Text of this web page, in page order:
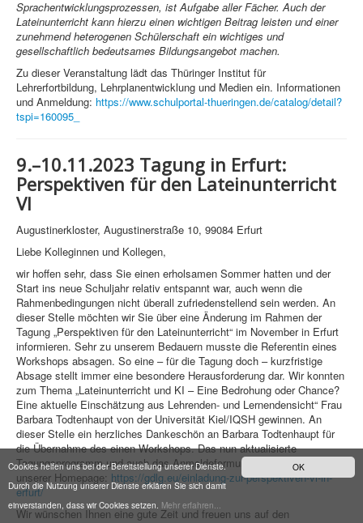
OK
Cookies helfen uns bei der Bereitstellung unserer Dienste.
Durch die Nutzung unserer Dienste erklären Sie sich damit
einverstanden, dass wir Cookies setzen. Mehr erfahren...
Sprachentwicklungsprozessen, ist Aufgabe aller Fächer. Auch der
Lateinunterricht kann hierzu einen wichtigen Beitrag leisten und einer
zunehmend heterogenen Schülerschaft ein wichtiges und
gesellschaftlich bedeutsames Bildungsangebot machen.
Zu dieser Veranstaltung lädt das Thüringer Institut für
Lehrerfortbildung, Lehrplanentwicklung und Medien ein. Informationen
und Anmeldung: https://www.schulportal-thueringen.de/catalog/detail?
tspi=160095_
9.–10.11.2023 Tagung in Erfurt:
Perspektiven für den Lateinunterricht
VI
Augustinerkloster, Augustinerstraße 10, 99084 Erfurt
Liebe Kolleginnen und Kollegen,
wir hoffen sehr, dass Sie einen erholsamen Sommer hatten und der
Start ins neue Schuljahr relativ entspannt war, auch wenn die
Rahmenbedingungen nicht überall zufriedenstellend sein werden. An
dieser Stelle möchten wir Sie über eine Änderung im Rahmen der
Tagung „Perspektiven für den Lateinunterricht“ im November in Erfurt
informieren. Sehr zu unserem Bedauern musste die Referentin eines
Workshops absagen. So eine – für die Tagung doch – kurzfristige
Absage stellt immer eine besondere Herausforderung dar. Wir konnten
zum Thema „Lateinunterricht und KI – Eine Bedrohung oder Chance?
Eine aktuelle Einschätzung aus Lehrenden- und Lernendensicht“ Frau
Barbara Todtenhaupt von der Universität Kiel/IQSH gewinnen. An
dieser Stelle ein herzliches Dankeschön an Barbara Todtenhaupt für
die Übernahme des einen Workshops. Das nun aktualisierte
Tagungsprogramm und auch das Anmeldeformular finden Sie auf
unserer Homepage: https://gdlg.eu/einladung-zur-perspektiven-vi-in-
erfurt/
Wir wünschen Ihnen eine gute Zeit und freuen uns auf den